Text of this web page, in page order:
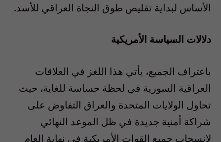
الأساس لبداية تقليص طوق النجاة العراقي للأسد.
دلالات السياسة الأمريكية
باعتراف الجميع، يأتي هذا اللغز في العلاقات
العراقية السورية في لحظة حساسة للغاية، حيث
تحاول الولايات المتحدة والعراق التفاوض على
شراكة أمنية جديدة في ظل الموعد النهائي
لانسحاب جميع القوات الأمريكية في نهاية العام